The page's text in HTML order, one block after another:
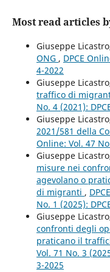
Most read articles
Giuseppe
ONG , DPCE
4-2022
Giuseppe
traffico di
No. 4 (2021):
Giuseppe
2021/581 della
Online: Vol. 47
Giuseppe
misure nei
agevolano o
di migranti ,
No. 1 (2025):
Giuseppe
confronti degli
praticano il
Vol. 71 No. 3
3-2025